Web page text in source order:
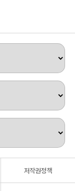
저작권정책